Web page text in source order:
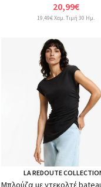
20,99€
19,49€ Χαμ. Τιμή 30 Ημ.
LA REDOUTE